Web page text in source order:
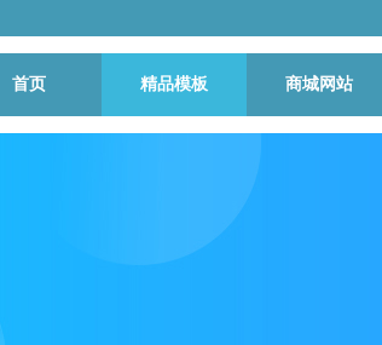
首页 精品模板 商城网站